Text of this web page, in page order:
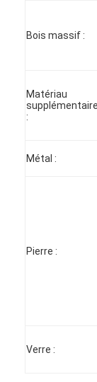
Produits
Le
À propos
Visite de
Contrôle
Contactez-
Bois massif :
Matériau
supplémentaire
:
Métal :
Pierre :
Verre :